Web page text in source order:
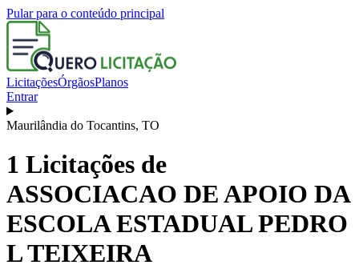
Pular para o conteúdo principal
LicitaçõesÓrgãosPlanos
Entrar
Maurilândia do Tocantins, TO
1 Licitações de
ASSOCIACAO DE APOIO DA
ESCOLA ESTADUAL PEDRO
L TEIXEIRA